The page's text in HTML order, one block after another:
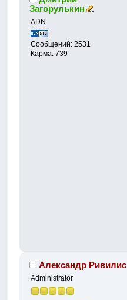
Загорулькин
ADN
Сообщений: 2531
Карма: 739
Александр Ривилис
Administrator